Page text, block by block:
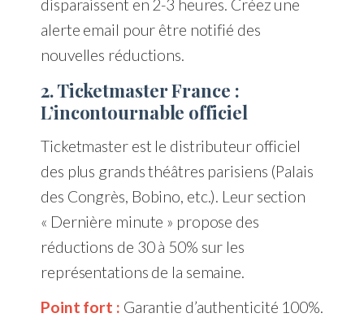
disparaissent en 2-3 heures. Créez une
alerte email pour être notifié des
nouvelles réductions.
2. Ticketmaster France :
L’incontournable officiel
Ticketmaster est le distributeur officiel
des plus grands théâtres parisiens (Palais
des Congrès, Bobino, etc.). Leur section
« Dernière minute » propose des
réductions de 30 à 50% sur les
représentations de la semaine.
Point fort : Garantie d’authenticité 100%.